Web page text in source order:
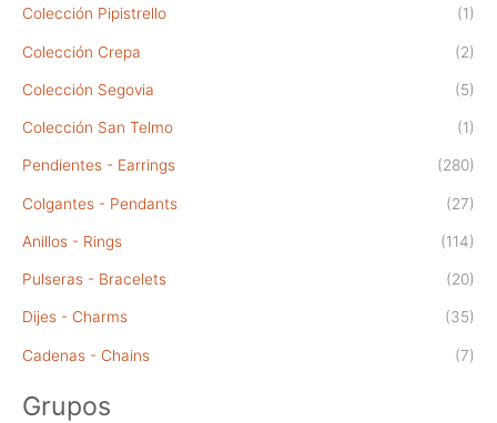
Colección Pipistrello (1)
Colección Crepa (2)
Colección Segovia (5)
Colección San Telmo (1)
Pendientes - Earrings (280)
Colgantes - Pendants (27)
Anillos - Rings (114)
Pulseras - Bracelets (20)
Dijes - Charms (35)
Cadenas - Chains (7)
Grupos